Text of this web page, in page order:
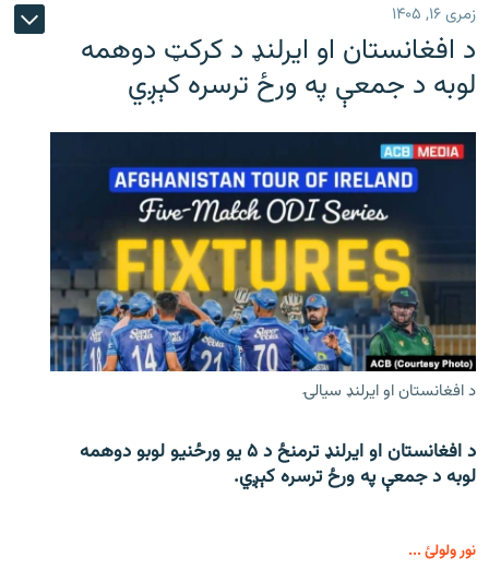
زمری ۱۶, ۱۴۰۵
د افغانستان او ایرلنډ د کرکټ دوهمه
لوبه د جمعې په ورځ ترسره کېږي
د افغانستان او ایرلنډ سیالۍ
د افغانستان او ایرلنډ ترمنځ د ۵ یو ورځنیو لوبو دوهمه
لوبه د جمعې په ورځ ترسره کېږي.
نور ولولئ ...